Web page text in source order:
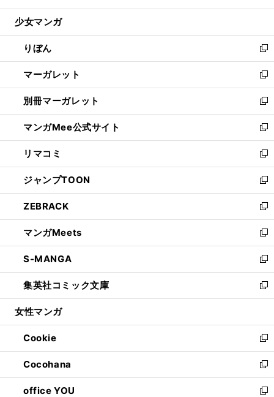
開
ウ
開
く
ン
ウ
で
開
く
ウ
ン
ド
ウ
で
開
く
し
ウ
ィ
ン
ド
ウ
で
開
く
少女マンガ
りぼん
新
し
い
ウ
ィ
ン
ド
ウ
で
開
く
マーガレット
新
し
い
ウ
ィ
ン
ド
ウ
で
開
く
別冊マーガレット
新
し
い
ウ
ィ
ン
ド
ウ
で
開
く
マンガMee公式サイト
新
し
い
ウ
ィ
ン
ド
ウ
で
開
く
リマコミ
新
し
い
ウ
ィ
ン
ド
ウ
で
開
く
ジャンプTOON
新
し
い
ウ
ィ
ン
ド
ウ
で
開
ZEBRACK
新
し
い
ウ
ィ
ン
ド
ウ
開
く
マンガMeets
新
し
い
ウ
ィ
ン
ウ
で
開
く
S-MANGA
新
し
い
ウ
ン
ド
ウ
で
開
く
集英社コミック文庫
新
し
ウ
ィ
ン
ド
ウ
で
女性マンガ
Cookie
新
し
い
ウ
ィ
Cocohana
新
し
い
office YOU 新